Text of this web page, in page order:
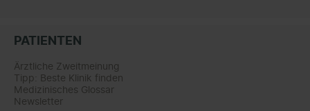
PATIENTEN
Ärztliche Zweitmeinung
Tipp: Beste Klinik finden
Medizinisches Glossar
Newsletter